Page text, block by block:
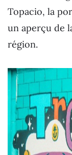
Topacio, la
un aperçu de
région.